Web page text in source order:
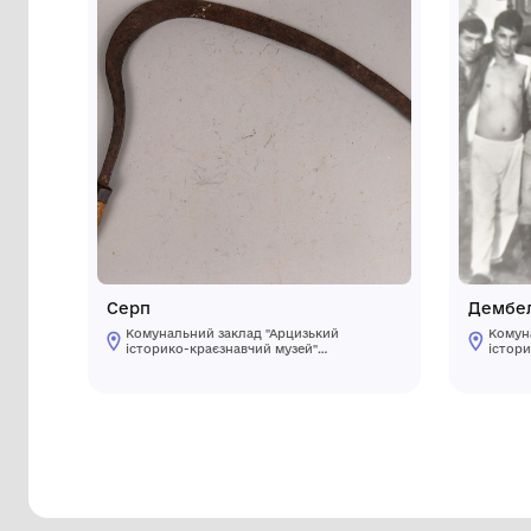
Інші предмети